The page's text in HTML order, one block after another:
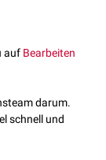
auf Bearbeiten
darum.
schnell und